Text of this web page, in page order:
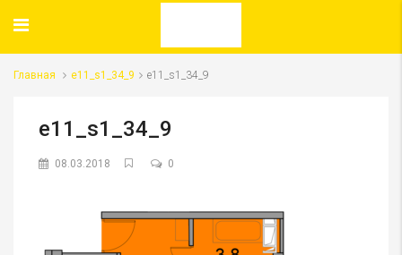
Главная e11_s1_34_9 e11_s1_34_9
e11_s1_34_9
08.03.2018 0